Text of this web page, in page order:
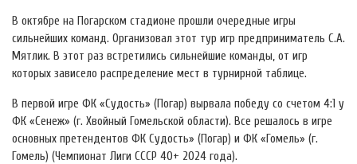
В октябре на Погарском стадионе прошли очередные игры
сильнейших команд. Организовал этот тур игр предприниматель С.А.
Мятлик. В этот раз встретились сильнейшие команды, от игр
которых зависело распределение мест в турнирной таблице.
В первой игре ФК «Судость» (Погар) вырвала победу со счетом 4:1 у
ФК «Сенеж» (г. Хвойный Гомельской области). Все решалось в игре
основных претендентов ФК Судость» (Погар) и ФК «Гомель» (г.
Гомель) (Чемпионат Лиги СССР 40+ 2024 года).